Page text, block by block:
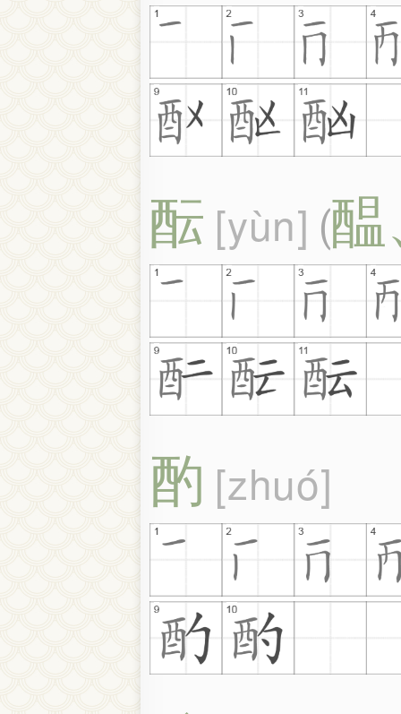
酝 yùn (
酌 zhuó